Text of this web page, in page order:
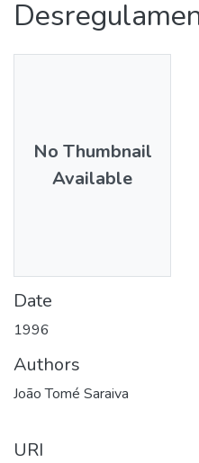
No Thumbnail
Available
Date
1996
Authors
João Tomé Saraiva
URI